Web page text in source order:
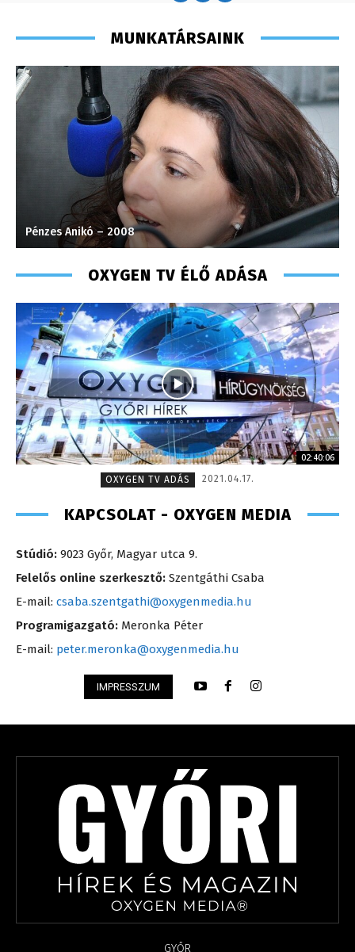
MUNKATÁRSAINK
Pénzes Anikó – 2008
OXYGEN TV ÉLŐ ADÁSA
02:40:06
OXYGEN TV ADÁS
2021.04.17.
KAPCSOLAT - OXYGEN MEDIA
Stúdió: 9023 Győr, Magyar utca 9.
Felelős online szerkesztő: Szentgáthi Csaba
E-mail: csaba.szentgathi@oxygenmedia.hu
Programigazgató: Meronka Péter
E-mail: peter.meronka@oxygenmedia.hu
IMPRESSZUM
GYŐR